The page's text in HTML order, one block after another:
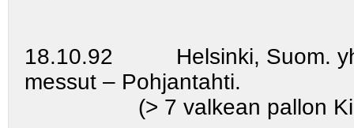
18.10.92 Helsinki, Suom.
messut – Pohjantahti.
(> 7 valkean pallon